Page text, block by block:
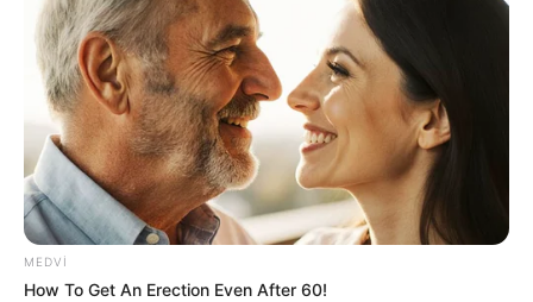
58
MEDVI
How To Get An Erection Even After 60!